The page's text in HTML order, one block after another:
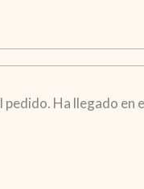
Ha llegado